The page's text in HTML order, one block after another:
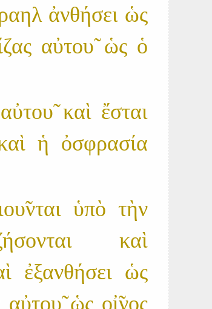
ἀνθήσει ὡς
αὐτου̃ ὡς ὁ
καὶ ἔσται
ἡ ὀσφρασία
ὑπὸ τὴν
καὶ
ἐξανθήσει ὡς